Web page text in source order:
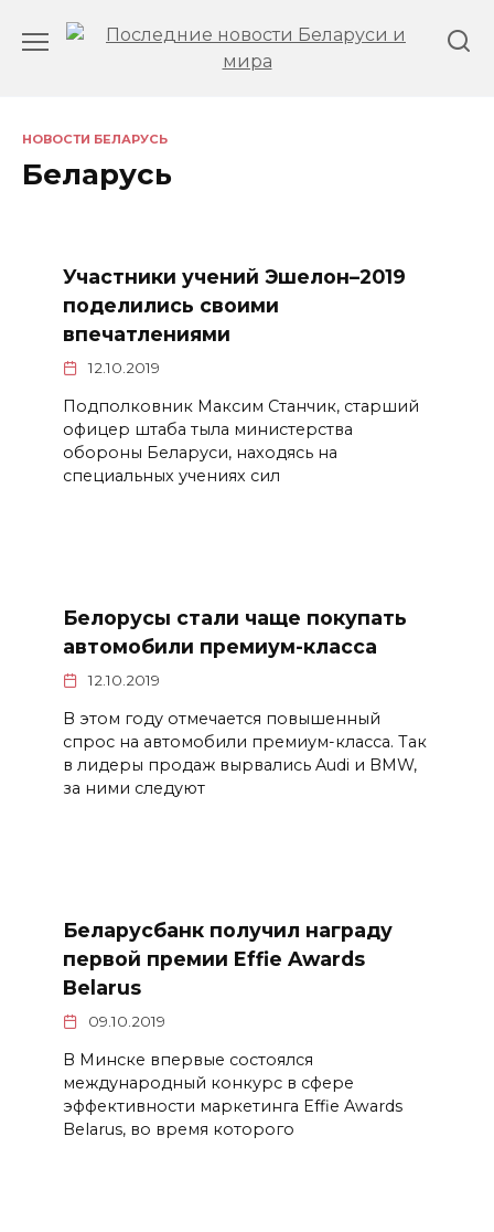
НОВОСТИ БЕЛАРУСЬ
Беларусь
Участники учений Эшелон–2019
поделились своими
впечатлениями
12.10.2019
Подполковник Максим Станчик, старший
офицер штаба тыла министерства
обороны Беларуси, находясь на
специальных учениях сил
Белорусы стали чаще покупать
автомобили премиум-класса
12.10.2019
В этом году отмечается повышенный
спрос на автомобили премиум-класса. Так
в лидеры продаж вырвались Audi и BMW,
за ними следуют
Беларусбанк получил награду
первой премии Effie Awards
Belarus
09.10.2019
В Минске впервые состоялся
международный конкурс в сфере
эффективности маркетинга Effie Awards
Belarus, во время которого